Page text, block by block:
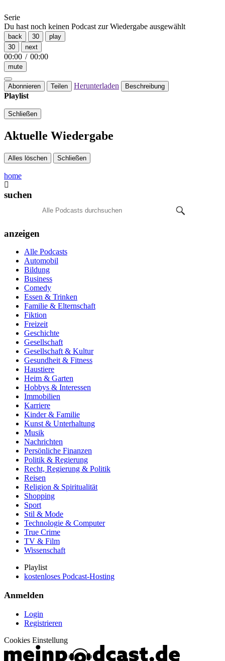
Serie
Du hast noch keinen Podcast zur Wiedergabe ausgewählt
back 30
play
30
next
00:00 / 00:00
mute
Abonnieren Teilen Herunterladen Beschreibung
Playlist
Schließen
Aktuelle Wiedergabe
Alles löschen Schließen
home
suchen
anzeigen
Alle Podcasts
Automobil
Bildung
Business
Comedy
Essen & Trinken
Familie & Elternschaft
Fiktion
Freizeit
Geschichte
Gesellschaft
Gesellschaft & Kultur
Gesundheit & Fitness
Haustiere
Heim & Garten
Hobbys & Interessen
Immobilien
Karriere
Kinder & Familie
Kunst & Unterhaltung
Musik
Nachrichten
Persönliche Finanzen
Politik & Regierung
Recht, Regierung & Politik
Reisen
Religion & Spiritualität
Shopping
Sport
Stil & Mode
Technologie & Computer
True Crime
TV & Film
Wissenschaft
Playlist
kostenloses Podcast-Hosting
Anmelden
Login
Registrieren
Cookies Einstellung